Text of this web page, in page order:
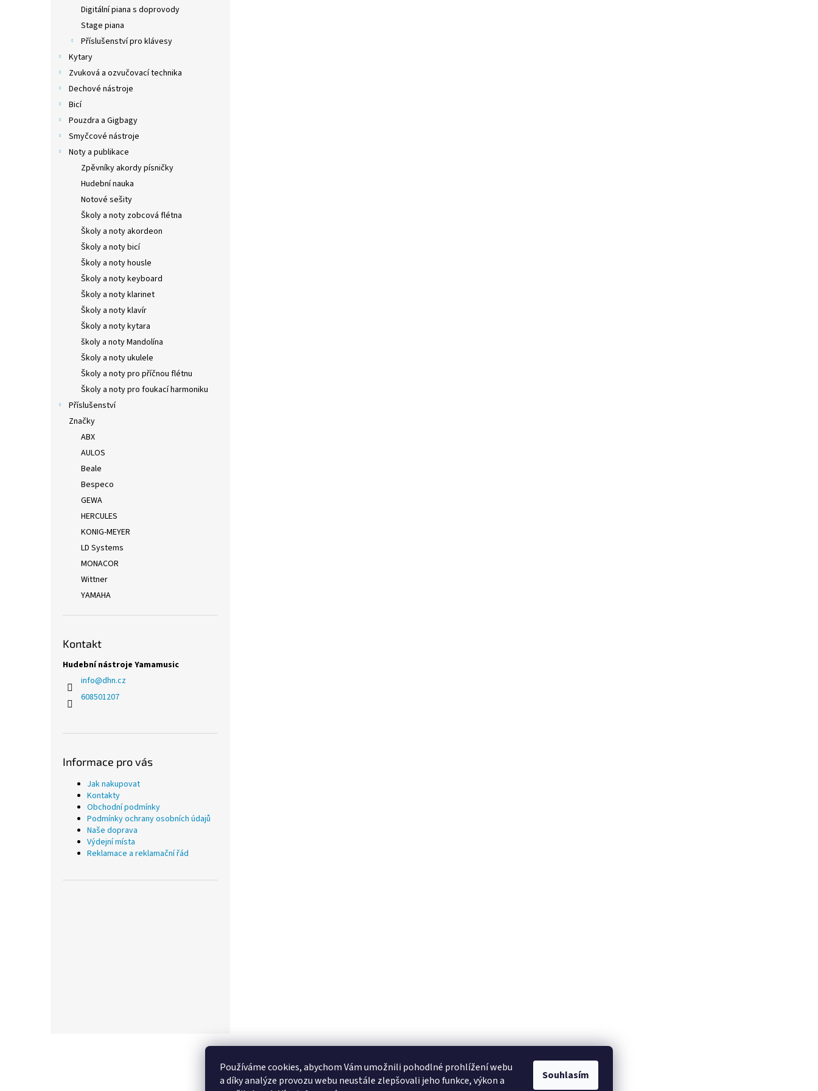
Používáme cookies, abychom Vám umožnili pohodlné prohlížení webu
a díky analýze provozu webu neustále zlepšovali jeho funkce, výkon a
Souhlasím
Digitální piana s doprovody
Stage piana
Příslušenství pro klávesy
Kytary
Zvuková a ozvučovací technika
Dechové nástroje
Bicí
Pouzdra a Gigbagy
Smyčcové nástroje
Noty a publikace
Zpěvníky akordy písničky
Hudební nauka
Notové sešity
Školy a noty zobcová flétna
Školy a noty akordeon
Školy a noty bicí
Školy a noty housle
Školy a noty keyboard
Školy a noty klarinet
Školy a noty klavír
Školy a noty kytara
školy a noty Mandolína
Školy a noty ukulele
Školy a noty pro příčnou flétnu
Školy a noty pro foukací harmoniku
Příslušenství
Značky
ABX
AULOS
Beale
Bespeco
GEWA
HERCULES
KONIG-MEYER
LD Systems
MONACOR
Wittner
YAMAHA
Kontakt
Hudební nástroje Yamamusic
info@dhn.cz
608501207
Informace pro vás
Jak nakupovat
Kontakty
Obchodní podmínky
Podmínky ochrany osobních údajů
Naše doprava
Výdejní místa
Reklamace a reklamační řád